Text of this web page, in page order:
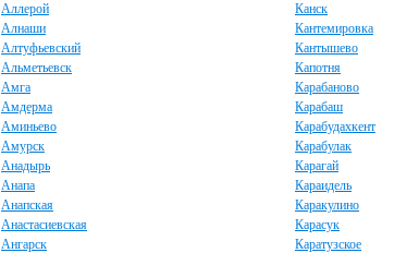
Аллерой
Алнаши
Алтуфьевский
Альметьевск
Амга
Амдерма
Аминьево
Амурск
Анадырь
Анапа
Анапская
Анастасиевская
Ангарск
Канск
Кантемировка
Кантышево
Капотня
Карабаново
Карабаш
Карабудахкент
Карабулак
Карагай
Караидель
Каракулино
Карасук
Каратузское